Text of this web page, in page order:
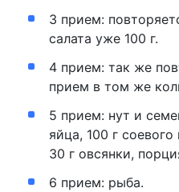
3 прием:
салата уже 100 г.
4 прием: так же
прием в том же
5 прием: нут и
яйца, 100 г
30 г овсянки,
6 прием: рыба.